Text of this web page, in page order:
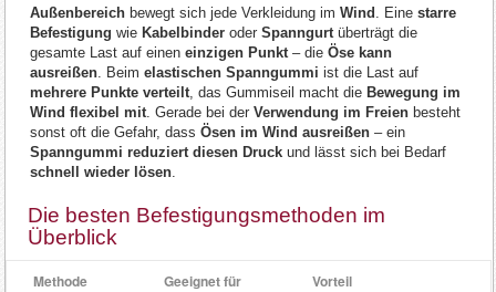
Außenbereich bewegt sich jede Verkleidung imWind . Einestarre
Befestigung wie Kabelbinder oderSpanngurtüberträgt die
gesamte Last auf eineneinzigen Punkt– dieÖse kann
ausreißen. Beimelastischen Spanngummi ist die Last auf
mehrere Punkte verteilt, das Gummiseil macht die Bewegung im
Wind flexibel mit. Gerade bei derVerwendung im Freien besteht
sonst oft die Gefahr, dassÖsen im Wind ausreißen – ein
Spanngummi reduziert diesen Druck und lässt sich bei Bedarf
schnell wieder lösen.
Die besten Befestigungsmethoden im
Überblick
Methode Geeignet für Vorteil